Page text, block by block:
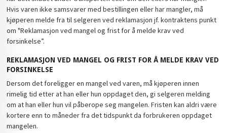
Hvis varen ikke samsvarer med bestillingen eller har mangler, må
kjøperen melde fra til selgeren ved reklamasjon jf. kontraktens punkt
om "Reklamasjon ved mangel og frist for å melde krav ved
forsinkelse”.
REKLAMASJON VED MANGEL OG FRIST FOR Å MELDE KRAV VED
FORSINKELSE
Dersom det foreligger en mangel ved varen, må kjøperen innen
rimelig tid etter at han eller hun oppdaget den, gi selgeren melding
om at han eller hun vil påberope seg mangelen. Fristen kan aldri være
kortere enn to måneder fra det tidspunkt da forbrukeren oppdaget
mangelen.